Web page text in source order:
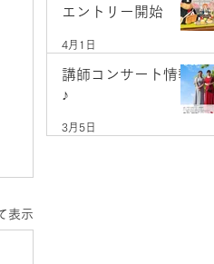
表示
エントリー開始
4月1日
講師コンサート情報
♪
3月5日